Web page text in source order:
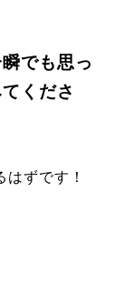
でも思っ
くださ
ずです！